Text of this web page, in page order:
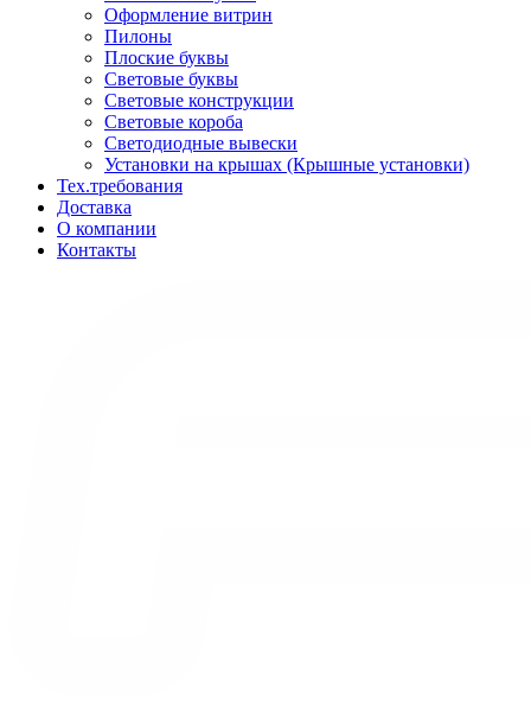
Оформление витрин
Пилоны
Плоские буквы
Световые буквы
Световые конструкции
Световые короба
Светодиодные вывески
Установки на крышах (Крышные установки)
Тех.требования
Доставка
О компании
Контакты